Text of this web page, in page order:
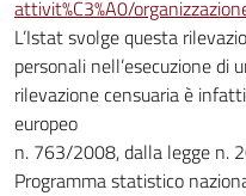
attivit%C3%A0/
L’Istat svolge questa
personali nell’esecuzione di
rilevazione censuaria è
europeo
n. 763/2008, dalla legge n.
Programma statistico